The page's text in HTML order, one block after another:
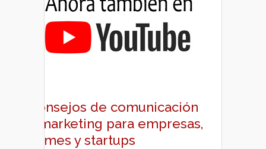
Consejos de comunicación
y marketing para empresas,
pymes y startups